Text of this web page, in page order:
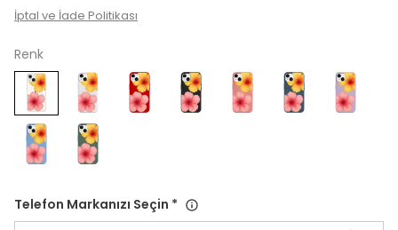
İptal ve İade Politikası
Renk
Telefon Markanızı Seçin *